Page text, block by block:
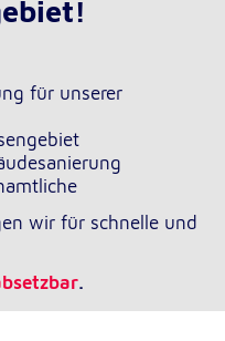
für unserer
wir für schnelle und
.